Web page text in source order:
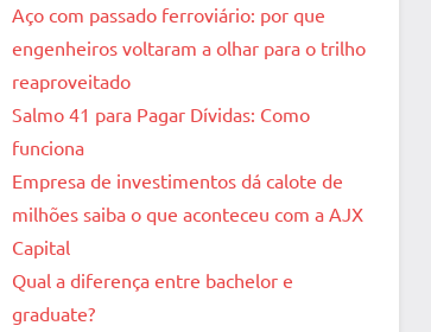
Aço com passado ferroviário: por que
engenheiros voltaram a olhar para o trilho
reaproveitado
Salmo 41 para Pagar Dívidas: Como
funciona
Empresa de investimentos dá calote de
milhões saiba o que aconteceu com a AJX
Capital
Qual a diferença entre bachelor e
graduate?